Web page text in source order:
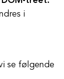
i
se følgende